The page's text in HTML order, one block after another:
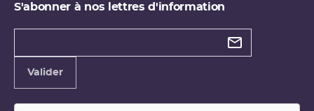
S'abonner à nos lettres d'information
Types de
Valider